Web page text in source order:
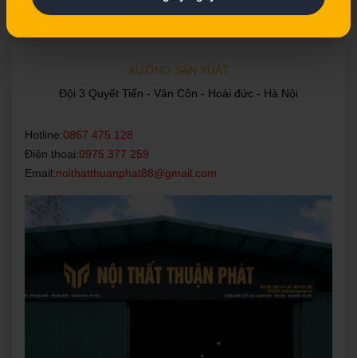
XƯỞNG SẢN XUẤT
Đội 3 Quyết Tiến - Vân Côn - Hoài đức - Hà Nội
Hotline:0867 475 128
Điện thoại:0975 377 259
Email:noithatthuanphat88@gmail.com